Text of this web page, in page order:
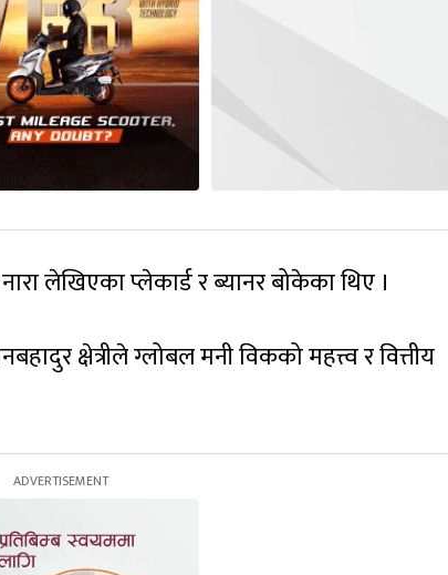
लेखिएका प्लेकार्ड र ब्यानर बोकेका थिए ।
क्षेत्रीले ग्लोबल मनी विकको महत्त्व र वित्तीय